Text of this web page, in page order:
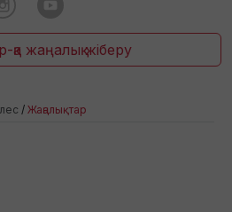
қа жаңалық жіберу
/ Жаңалықтар